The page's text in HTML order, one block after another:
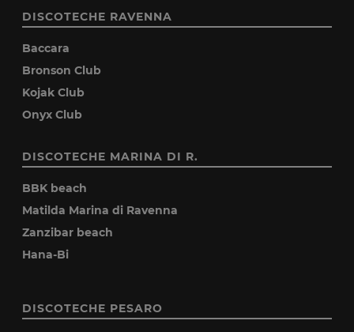
DISCOTECHE RAVENNA
Baccara
Bronson Club
Kojak Club
Onyx Club
DISCOTECHE MARINA DI R.
BBK beach
Matilda Marina di Ravenna
Zanzibar beach
Hana-Bi
DISCOTECHE PESARO